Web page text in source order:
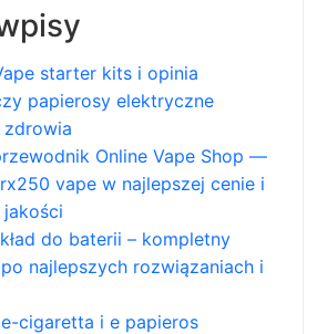
starter kits i opinia
papierosy elektryczne
Online Vape Shop —
vape w najlepszej cenie i
do baterii – kompletny
najlepszych rozwiązaniach i
cigaretta i e papieros